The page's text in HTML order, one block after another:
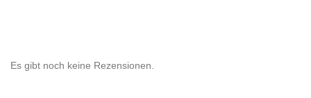
Es gibt noch keine Rezensionen.